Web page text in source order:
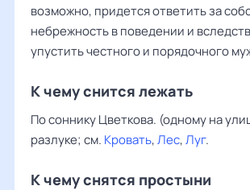
возможно, придется ответить за
небрежность в поведении и
упустить честного и порядочного
К чему снится лежать
По соннику Цветкова. (одному на
разлуке; см. Кровать,Лес,Луг.
К чему снятся простыни